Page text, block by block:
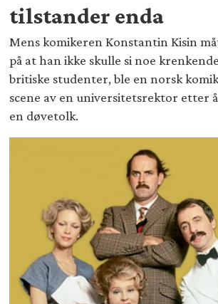
tilstander enda
Mens komikeren Konstantin Kisin
på at han ikke skulle si noe
britiske studenter, ble en norsk
scene av en universitetsrektor etter
en døvetolk.